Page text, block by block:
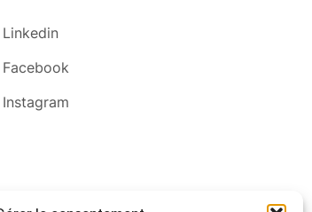
Linkedin
Facebook
Instagram